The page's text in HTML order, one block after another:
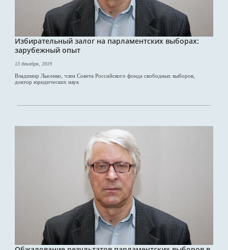
Избирательный залог на парламентских выборах:
зарубежный опыт
13 декабря, 2019
Владимир Лысенко, член Совета Российского фонда свободных выборов,
доктор юридических наук